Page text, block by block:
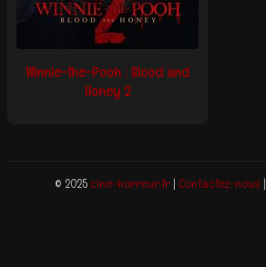
Winnie-the-Pooh : Blood and
Honey 2
© 2025 cine-horreur.fr| Contactez-nous|